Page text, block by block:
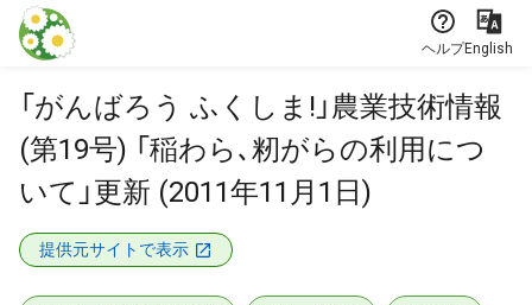
本文に飛ぶ
ヘルプEnglish
「がんばろう ふくしま!」農業技術情報
(第19号) 「稲わら､籾がらの利用につ
いて」更新 (2011年11月1日)
提供元サイトで表示